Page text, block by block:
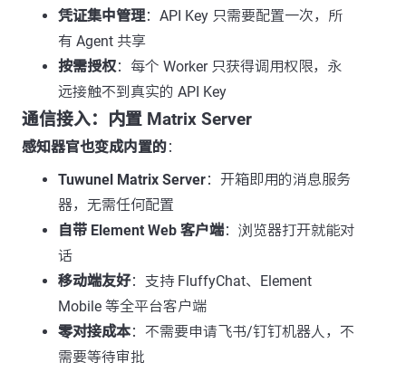
凭证集中管理：API Key 只需要配置一次，所
有 Agent 共享
按需授权：每个 Worker 只获得调用权限，永
远接触不到真实的 API Key
通信接入：内置 Matrix Server
感知器官也变成内置的：
Tuwunel Matrix Server：开箱即用的消息服务
器，无需任何配置
自带 Element Web 客户端：浏览器打开就能对
话
移动端友好：支持 FluffyChat、Element
Mobile 等全平台客户端
零对接成本：不需要申请飞书/钉钉机器人，不
需要等待审批